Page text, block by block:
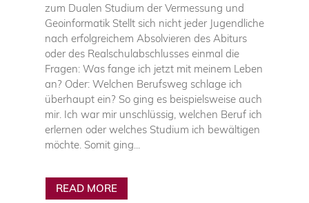
zum Dualen Studium der Vermessung und
Geoinformatik Stellt sich nicht jeder Jugendliche
nach erfolgreichem Absolvieren des Abiturs
oder des Realschulabschlusses einmal die
Fragen: Was fange ich jetzt mit meinem Leben
an? Oder: Welchen Berufsweg schlage ich
überhaupt ein? So ging es beispielsweise auch
mir. Ich war mir unschlüssig, welchen Beruf ich
erlernen oder welches Studium ich bewältigen
möchte. Somit ging...
READ MORE